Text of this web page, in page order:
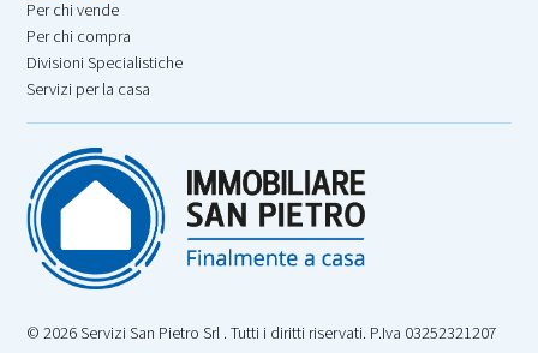
© 2026 Servizi San Pietro Srl . Tutti i diritti riservati. P.Iva 03252321207
Per chi vende
Per chi compra
Divisioni Specialistiche
Servizi per la casa